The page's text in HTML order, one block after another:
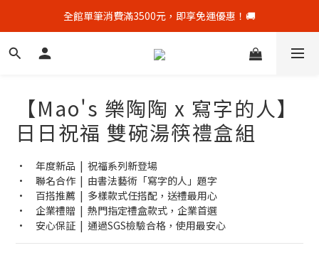
全館單筆消費滿3500元，即享免運優惠！🚚
全館單筆消費滿3500元，即享免運優惠！🚚
新會員贈$50購物金，點我👋加官方LINE好友再領$50優惠券
全館單筆消費滿3500元，即享免運優惠！🚚
【Mao's 樂陶陶 x 寫字的人】
日日祝福 雙碗湯筷禮盒組
•　年度新品  |  祝福系列新登場
•　聯名合作  |  由書法藝術「寫字的人」題字
•　百搭推薦  |  多樣款式任搭配，送禮最用心
•　企業禮贈  |  熱門指定禮盒款式，企業首選
•　安心保証  |  通過SGS檢驗合格，使用最安心